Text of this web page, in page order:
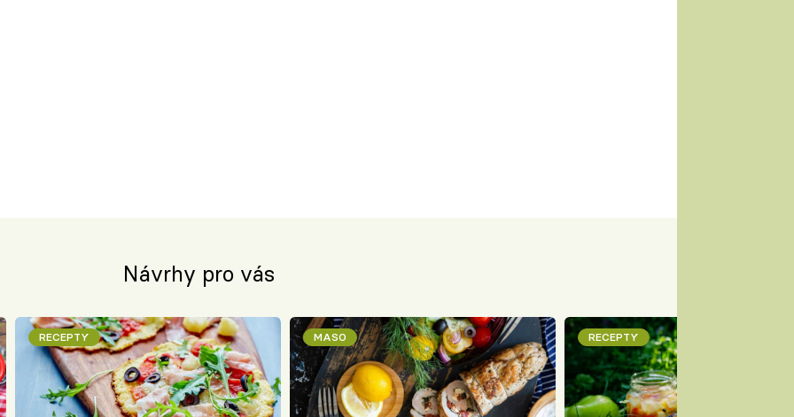
Návrhy pro vás
RECEPTY MASO RECEPTY